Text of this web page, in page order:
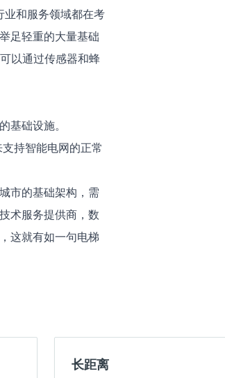
和服务领域都在考
足轻重的大量基础
以通过传感器和蜂
基础设施。
持智能电网的正常
市的基础架构，需
术服务提供商，数
这就有如一句电梯
长距离